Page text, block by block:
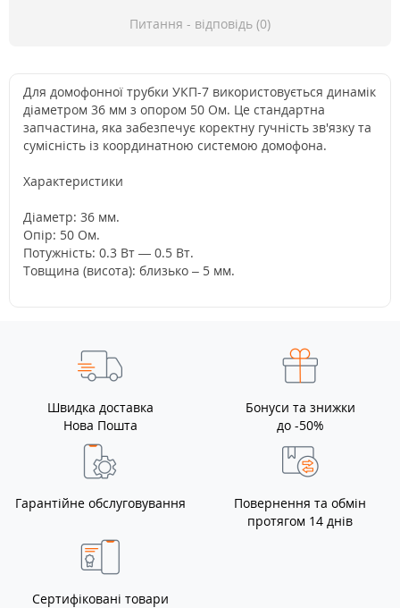
Питання - відповідь (0)
Для домофонної трубки УКП-7 використовується динамік
діаметром 36 мм з опором 50 Ом. Це стандартна
запчастина, яка забезпечує коректну гучність зв'язку та
сумісність із координатною системою домофона.
Характеристики
Діаметр: 36 мм.
Опір: 50 Ом.
Потужність: 0.3 Вт — 0.5 Вт.
Товщина (висота): близько – 5 мм.
Швидка доставка
Нова Пошта
Бонуси та знижки
до -50%
Гарантійне обслуговування
Повернення та обмін
протягом 14 днів
Сертифіковані товари